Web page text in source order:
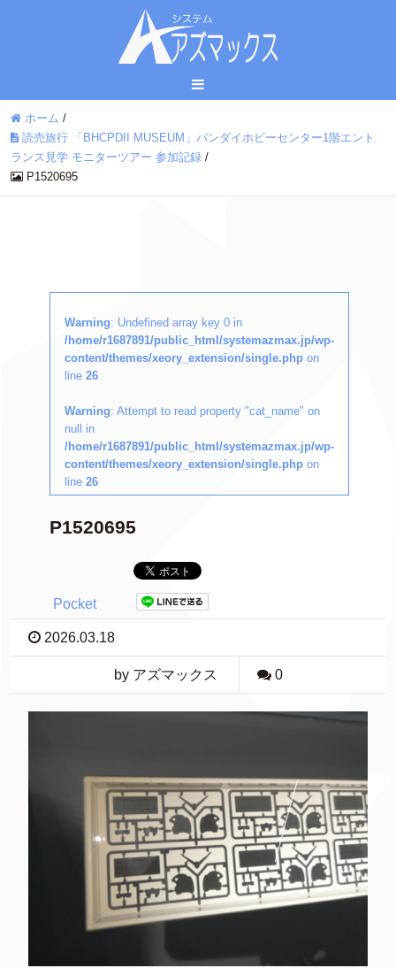
ホーム /
読売旅行 「BHCPDII MUSEUM」バンダイホビーセンター1階エント
ランス見学 モニターツアー 参加記録 /
P1520695
Warning: Undefined array key 0 in
/home/r1687891/public_html/systemazmax.jp/wp-
content/themes/xeory_extension/single.php on
line 26
Warning: Attempt to read property "cat_name" on
null in
/home/r1687891/public_html/systemazmax.jp/wp-
content/themes/xeory_extension/single.php on
line 26
P1520695
Pocket
2026.03.18
by アズマックス 0